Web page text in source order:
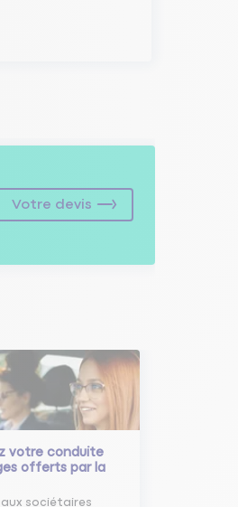
Votre devis
votre conduite
offerts par la
sociétaires